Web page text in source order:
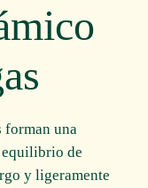
forman una
equilibrio de
y ligeramente